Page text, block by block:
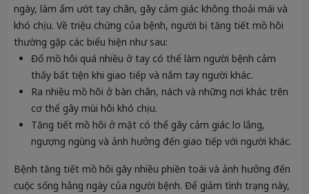
ngày, làm ẩm ướt tay chân, gây cảm giác không thoải mái và
khó chịu. Về triệu chứng của bệnh, người bị tăng tiết mồ hôi
thường gặp các biểu hiện như sau:
Đổ mồ hôi quá nhiều ở tay có thể làm người bệnh cảm
thấy bất tiện khi giao tiếp và nắm tay người khác.
Ra nhiều mồ hôi ở bàn chân, nách và những nơi khác trên
cơ thể gây mùi hôi khó chịu.
Tăng tiết mồ hôi ở mặt có thể gây cảm giác lo lắng,
ngượng ngùng và ảnh hưởng đến giao tiếp với người khác.
Bệnh tăng tiết mồ hôi gây nhiều phiền toái và ảnh hưởng đến
cuộc sống hằng ngày của người bệnh. Để giảm tình trạng này,